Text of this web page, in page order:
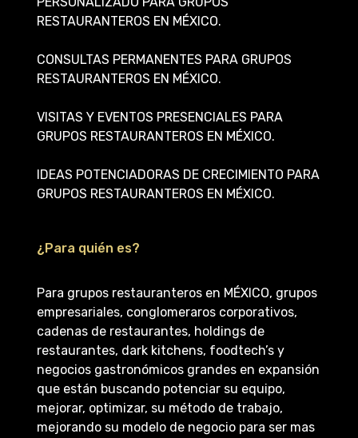
RESTAURANTEROS EN MÉXICO.
CONSULTAS PERMANENTES PARA GRUPOS
RESTAURANTEROS EN MÉXICO.
VISITAS Y EVENTOS PRESENCIALES PARA
GRUPOS RESTAURANTEROS EN MÉXICO.
IDEAS POTENCIADORAS DE CRECIMIENTO PARA
GRUPOS RESTAURANTEROS EN MÉXICO.
¿Para quién es?
Para grupos restauranteros en MÉXICO, grupos
empresariales, conglomeraros corporativos,
cadenas de restaurantes, holdings de
restaurantes, dark kitchens, foodtech’s y
negocios gastronómicos grandes en expansión
que están buscando potenciar su equipo,
mejorar, optimizar, su método de trabajo,
mejorando su modelo de negocio para ser mas